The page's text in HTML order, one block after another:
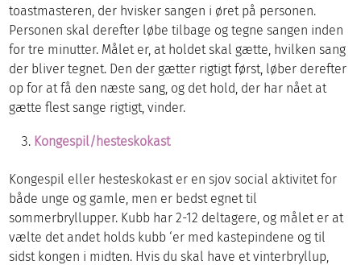
toastmasteren, der hvisker sangen i øret på personen.
Personen skal derefter løbe tilbage og tegne sangen inden
for tre minutter. Målet er, at holdet skal gætte, hvilken sang
der bliver tegnet. Den der gætter rigtigt først, løber derefter
op for at få den næste sang, og det hold, der har nået at
gætte flest sange rigtigt, vinder.
Kongespil/hesteskokast
Kongespil eller hesteskokast er en sjov social aktivitet for
både unge og gamle, men er bedst egnet til
sommerbryllupper. Kubb har 2-12 deltagere, og målet er at
vælte det andet holds kubb ‘er med kastepindene og til
sidst kongen i midten. Hvis du skal have et vinterbryllup,